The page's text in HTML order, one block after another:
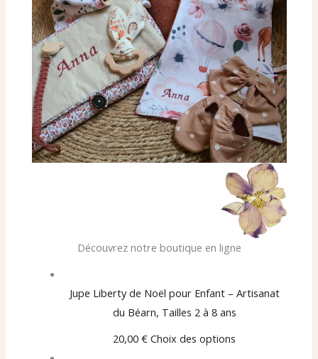
Découvrez notre boutique en ligne
Jupe Liberty de Noël pour Enfant – Artisanat
du Béarn, Tailles 2 à 8 ans
20,00 € Choix des options